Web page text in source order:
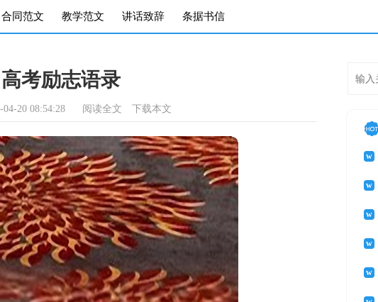
合同范文 教学范文 讲话致辞 条据书信
高考励志语录
04-20 08:54:28 阅读全文 下载本文